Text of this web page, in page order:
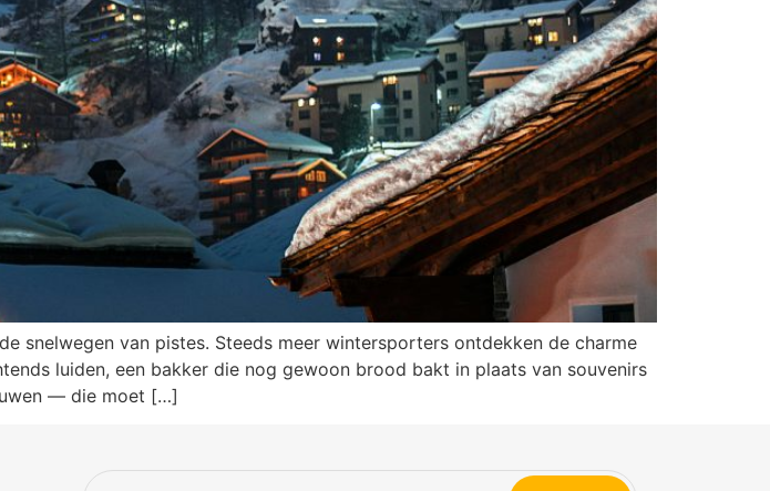
snelwegen van pistes. Steeds meer wintersporters ontdekken de charme
luiden, een bakker die nog gewoon brood bakt in plaats van souvenirs
— die moet […]